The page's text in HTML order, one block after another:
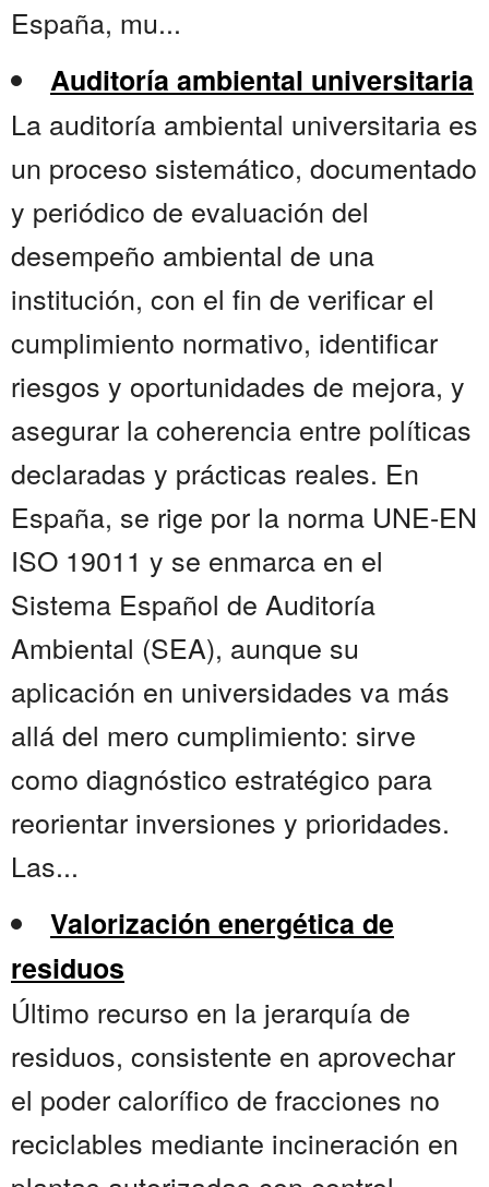
España, mu...
Auditoría ambiental universitaria
La auditoría ambiental universitaria es
un proceso sistemático, documentado
y periódico de evaluación del
desempeño ambiental de una
institución, con el fin de verificar el
cumplimiento normativo, identificar
riesgos y oportunidades de mejora, y
asegurar la coherencia entre políticas
declaradas y prácticas reales. En
España, se rige por la norma UNE-EN
ISO 19011 y se enmarca en el
Sistema Español de Auditoría
Ambiental (SEA), aunque su
aplicación en universidades va más
allá del mero cumplimiento: sirve
como diagnóstico estratégico para
reorientar inversiones y prioridades.
Las...
Valorización energética de
residuos
Último recurso en la jerarquía de
residuos, consistente en aprovechar
el poder calorífico de fracciones no
reciclables mediante incineración en